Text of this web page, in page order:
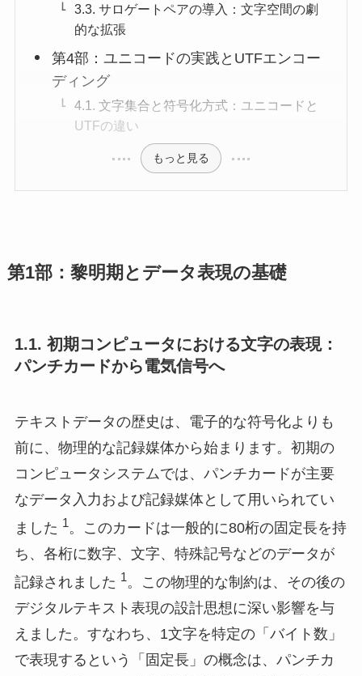
3.3. サロゲートペアの導入：文字空間の劇
的な拡張
第4部：ユニコードの実践とUTFエンコー
ディング
4.1. 文字集合と符号化方式：ユニコードと
UTFの違い
もっと見る
第1部：黎明期とデータ表現の基礎
1.1. 初期コンピュータにおける文字の表現：
パンチカードから電気信号へ
テキストデータの歴史は、電子的な符号化よりも
前に、物理的な記録媒体から始まります。初期の
コンピュータシステムでは、パンチカードが主要
なデータ入力および記録媒体として用いられてい
ました 1。このカードは一般的に80桁の固定長を持
ち、各桁に数字、文字、特殊記号などのデータが
記録されました 1。この物理的な制約は、その後の
デジタルテキスト表現の設計思想に深い影響を与
えました。すなわち、1文字を特定の「バイト数」
で表現するという「固定長」の概念は、パンチカ